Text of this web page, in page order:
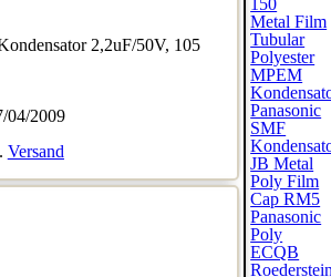
2,2uF/50V, 105
04/2009
Versand
150
Metal Film
Tubular
Polyester
MPEM
Panasonic
SMF
JB Metal
Poly Film
Cap RM5
Panasonic
Poly
ECQB